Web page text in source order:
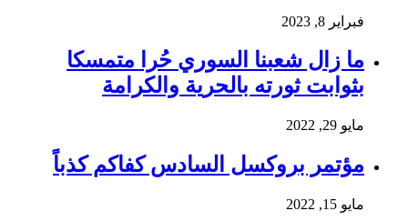
فبراير 8, 2023
ما زال شعبنا السوري حُرا متمسكا
بثوابت ثورته بالحرية والكرامة
مايو 29, 2022
مؤتمر بروكسل السادس كفاكم كذباً
مايو 15, 2022